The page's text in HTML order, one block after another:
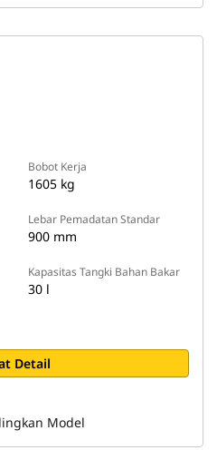
Bobot Kerja
1605 kg
Lebar Pemadatan Standar
900 mm
Kapasitas Tangki Bahan Bakar
30 l
Detail
Model